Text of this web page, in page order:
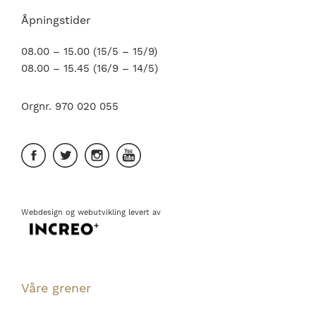
Åpningstider
08.00 – 15.00 (15/5 – 15/9)
08.00 – 15.45 (16/9 – 14/5)
Orgnr. 970 020 055
Webdesign og webutvikling levert av
Våre grener